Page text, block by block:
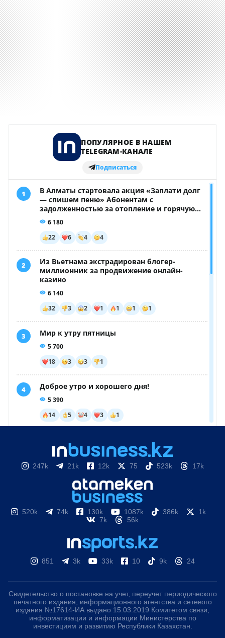
247k 21k 12k 75 523k 17k
520k 74k 130k 1087k 386k
1k
7k
56k
851 3k 33k 10 9k 24
Свидетельство о постановке на учет, переучет периодического
печатного издания, информационного агентства и сетевого
издания №17614-ИА выдано 15.03.2019 Комитетом связи,
информатизации и информации Министерства по
инвестициям и развитию Республики Казахстан.